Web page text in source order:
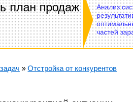
план продаж
Анализ
частей
» Отстройка от конкурентов